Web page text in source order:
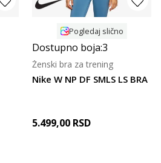
Pogledaj slično
Dostupno boja:3
Nike W NP DF SMLS LS BRA
Ženski bra za trening
5.499,00 RSD